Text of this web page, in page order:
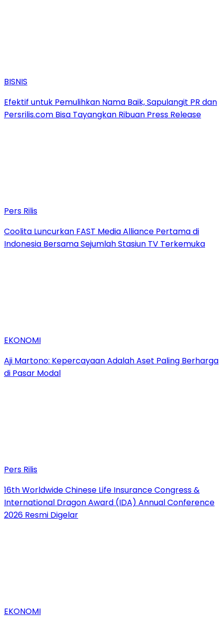
BISNIS
Efektif untuk Pemulihkan Nama Baik, Sapulangit PR dan
Persrilis.com Bisa Tayangkan Ribuan Press Release
Pers Rilis
Coolita Luncurkan FAST Media Alliance Pertama di
Indonesia Bersama Sejumlah Stasiun TV Terkemuka
EKONOMI
Aji Martono: Kepercayaan Adalah Aset Paling Berharga
di Pasar Modal
Pers Rilis
16th Worldwide Chinese Life Insurance Congress &
International Dragon Award (IDA) Annual Conference
2026 Resmi Digelar
EKONOMI